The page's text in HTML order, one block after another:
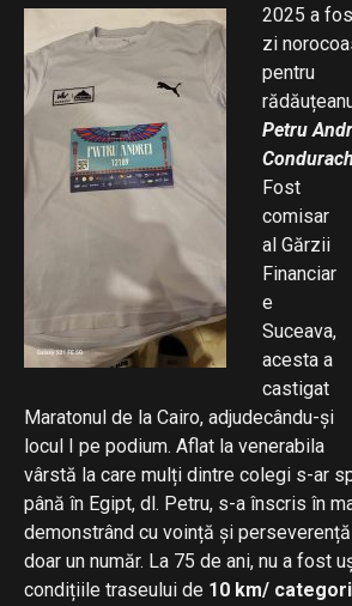
2025 a
zi
pentru
Petru
Fost
comisar
al Gărzii
Financiar
e
Suceava,
acesta a
castigat
Maratonul de la Cairo, adjudecându-și
locul I pe podium. Aflat la venerabila
vârstă la care mulți dintre colegi s-ar
până în Egipt, dl. Petru, s-a înscris în
demonstrând cu voință și
doar un număr. La 75 de ani, nu a fost
condițiile traseului de 10 km/